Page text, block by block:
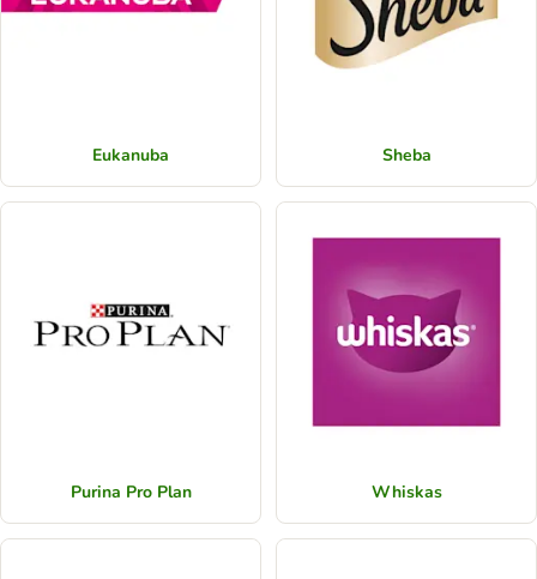
Eukanuba Sheba
Purina Pro Plan Whiskas